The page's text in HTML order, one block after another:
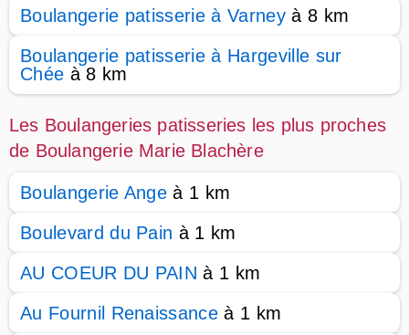
Boulangerie patisserie à Varneyà 8 km
Boulangerie patisserie à Hargeville sur
Chée à 8 km
Les Boulangeries patisseries les plus proches
de Boulangerie Marie Blachère
Boulangerie Ange à 1 km
Boulevard du Pain à 1 km
AU COEUR DU PAIN à 1 km
Au Fournil Renaissance à 1 km